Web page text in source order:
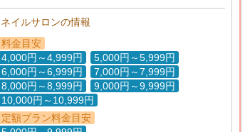
ネイルサロンの情報
料金目安
4,000円～4,999円
5,000円～5,999円
6,000円～6,999円
7,000円～7,999円
8,000円～8,999円
9,000円～9,999円
10,000円～10,999円
定額プラン料金目安